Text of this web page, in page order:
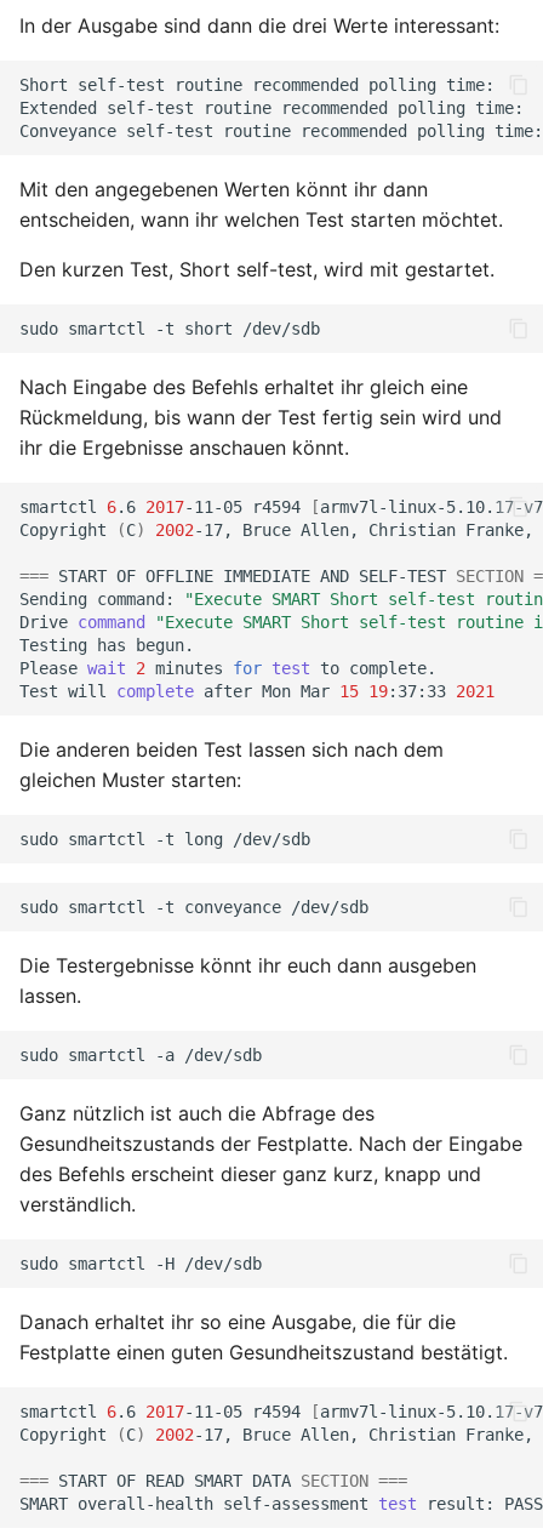
August 2019
November 2018
Oktober 2018
September 2018
Januar 2018
Oktober 2013
September 2013
Juli 2013
Mai 2013
April 2013
Dezember 2012
September 2012
August 2012
Juli 2012
April 2012
November 2010
Oktober 2010
In der Ausgabe sind dann die drei Werte interessant:
Short self-test routine recommended polling time:
Extended
self-test routine recommended polling time:
Conveyance self-test routine recommended polling time:
Mit den angegebenen Werten könnt ihr dann
entscheiden, wann ihr welchen Test starten möchtet.
Den kurzen Test, Short self-test, wird mit gestartet.
sudo smartctl -t short
Nach Eingabe des Befehls erhaltet ihr gleich eine
Rückmeldung, bis wann der Test fertig sein wird und
ihr die Ergebnisse anschauen könnt.
smartctl 6.6 2017-11-05 r4594 [armv7l-linux-5.10.17-
Copyright
(C) 2002-17, Bruce Allen, Christian Franke,
=== START OF OFFLINE IMMEDIATE AND SELF-TEST SECTION
Sending command:
"Execute SMART Short self-test
Drive command
"Execute SMART Short self-test
Testing
has
begun.
Please wait 2 minutes for test to complete.
Test will complete after Mon Mar 15 19:37:33 2021
Die anderen beiden Test lassen sich nach dem
gleichen Muster starten:
sudo smartctl -t long
sudo smartctl -t conveyance
Die Testergebnisse könnt ihr euch dann ausgeben
lassen.
sudo smartctl -a
Ganz nützlich ist auch die Abfrage des
Gesundheitszustands der Festplatte. Nach der Eingabe
des Befehls erscheint dieser ganz kurz, knapp und
verständlich.
sudo smartctl -H
Danach erhaltet ihr so eine Ausgabe, die für die
Festplatte einen guten Gesundheitszustand bestätigt.
smartctl 6.6 2017-11-05 r4594 [armv7l-linux-5.10.17-
Copyright
(C) 2002-17, Bruce Allen, Christian Franke,
=== START OF READ SMART DATA SECTION ===
SMART overall-health self-assessment test result: